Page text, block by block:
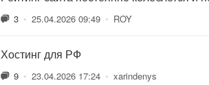
3 • 25.04.2026 09:49 • ROY
Хостинг для РФ
9 • 23.04.2026 17:24 • xarindenys